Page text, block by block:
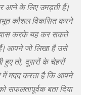
आने के लिए उमड़ती हैं।
कौशल विकसित करने
करके यह कर सकते
आपने जो लिखा है उसे
तो, दूसरों के चेहरों
में मदद करता है कि आपने
सफलतापूर्वक बता दिया